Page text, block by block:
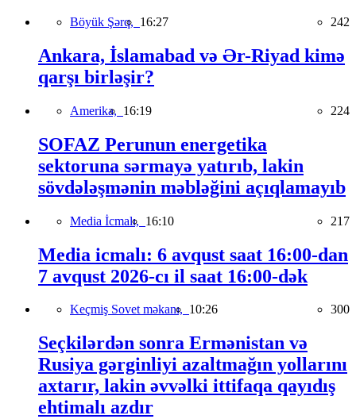
Böyük Şərq, 16:27 242
Ankara, İslamabad və Ər-Riyad kimə
qarşı birləşir?
Amerika, 16:19 224
SOFAZ Perunun energetika
sektoruna sərmayə yatırıb, lakin
sövdələşmənin məbləğini açıqlamayıb
Media İcmalı, 16:10 217
Media icmalı: 6 avqust saat 16:00-dan
7 avqust 2026-cı il saat 16:00-dək
Keçmiş Sovet məkanı, 10:26 300
Seçkilərdən sonra Ermənistan və
Rusiya gərginliyi azaltmağın yollarını
axtarır, lakin əvvəlki ittifaqa qayıdış
ehtimalı azdır